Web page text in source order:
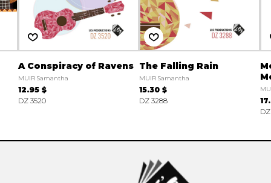
A Conspiracy of Ravens
MUIR Samantha
12.95 $
DZ 3520
The Falling Rain
MUIR Samantha
15.30 $
DZ 3288